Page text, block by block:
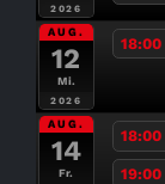
2026
AUG.
12
Mi.
2026
18:00
AUG.
14
Fr.
18:00
19:00